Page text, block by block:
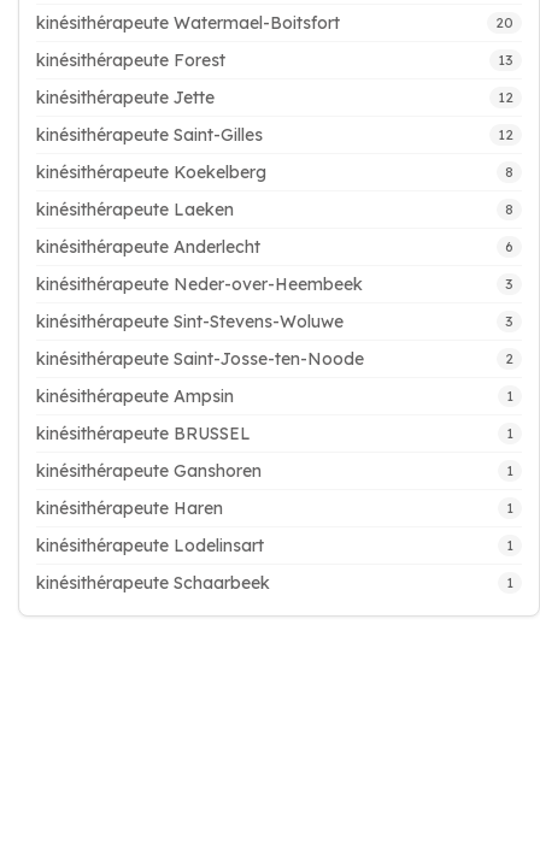
kinésithérapeute Watermael-Boitsfort 20
kinésithérapeute Forest 13
kinésithérapeute Jette 12
kinésithérapeute Saint-Gilles 12
kinésithérapeute Koekelberg 8
kinésithérapeute Laeken 8
kinésithérapeute Anderlecht 6
kinésithérapeute Neder-over-Heembeek 3
kinésithérapeute Sint-Stevens-Woluwe 3
kinésithérapeute Saint-Josse-ten-Noode 2
kinésithérapeute Ampsin 1
kinésithérapeute BRUSSEL 1
kinésithérapeute Ganshoren 1
kinésithérapeute Haren 1
kinésithérapeute Lodelinsart 1
kinésithérapeute Schaarbeek 1